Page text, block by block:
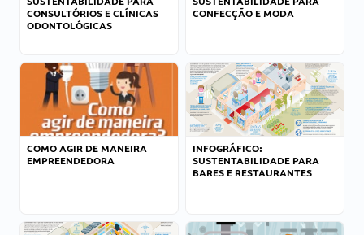
CONSULTÓRIOS E CLÍNICAS
ODONTOLÓGICAS
CONFECÇÃO E MODA
COMO AGIR DE MANEIRA
EMPREENDEDORA
INFOGRÁFICO:
SUSTENTABILIDADE PARA
BARES E RESTAURANTES